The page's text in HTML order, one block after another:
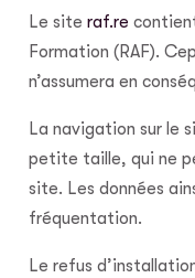
Le site raf.re
Formation (RAF).
n’assumera en
La navigation sur le
petite taille, qui ne
site. Les données
fréquentation.
Le refus